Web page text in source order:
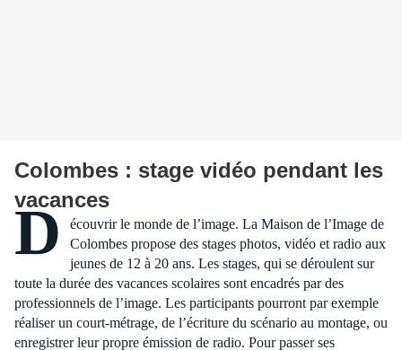
Colombes : stage vidéo pendant les
vacances
D
écouvrir le monde de l’image. La Maison de l’Image de
Colombes propose des stages photos, vidéo et radio aux
jeunes de 12 à 20 ans. Les stages, qui se déroulent sur
toute la durée des vacances scolaires sont encadrés par des
professionnels de l’image. Les participants pourront par exemple
réaliser un court-métrage, de l’écriture du scénario au montage, ou
enregistrer leur propre émission de radio. Pour passer ses